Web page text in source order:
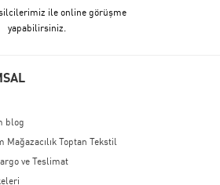
ile online görüşme
yapabilirsiniz.
blog
Mağazacılık Toptan Tekstil
ve Teslimat